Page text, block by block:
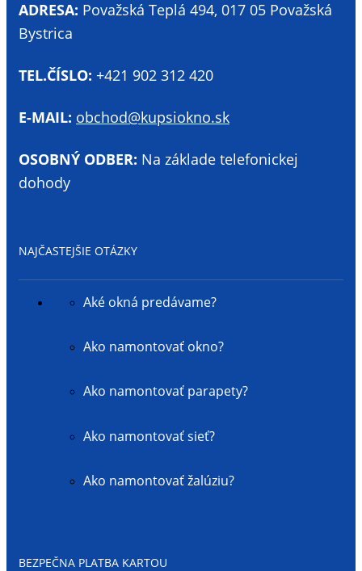
ADRESA: Považská Teplá 494, 017 05 Považská
Bystrica
TEL.ČÍSLO: +421 902 312 420
E-MAIL: obchod@kupsiokno.sk
OSOBNÝ ODBER: Na základe telefonickej
dohody
NAJČASTEJŠIE OTÁZKY
Aké okná predávame?
Ako namontovať okno?
Ako namontovať parapety?
Ako namontovať sieť?
Ako namontovať žalúziu?
BEZPEČNA PLATBA KARTOU